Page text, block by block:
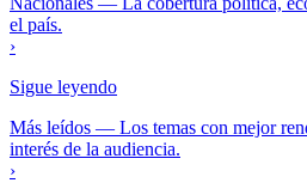
el país.
›
Sigue leyendo
Más leídos — Los temas con mejor
interés de la audiencia.
›